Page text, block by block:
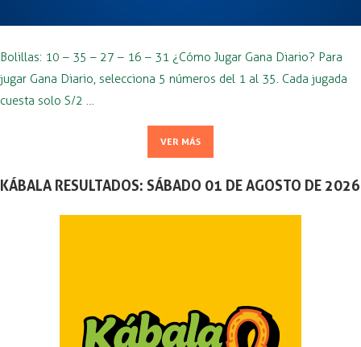
Bolillas: 10 – 35 – 27 – 16 – 31 ¿Cómo Jugar Gana Diario? Para
jugar Gana Diario, selecciona 5 números del 1 al 35. Cada jugada
cuesta solo S/2 …
VER MÁS
KÁBALA RESULTADOS: SÁBADO 01 DE AGOSTO DE 2026